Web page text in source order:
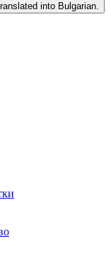
into Bulgarian.